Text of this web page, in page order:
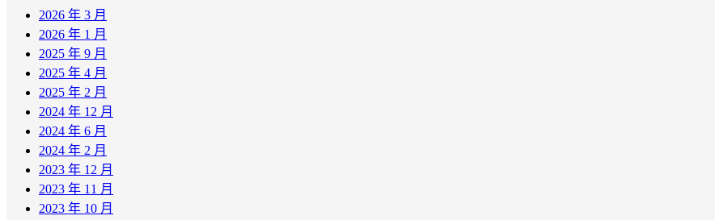
2026 年 3 月
2026 年 1 月
2025 年 9 月
2025 年 4 月
2025 年 2 月
2024 年 12 月
2024 年 6 月
2024 年 2 月
2023 年 12 月
2023 年 11 月
2023 年 10 月